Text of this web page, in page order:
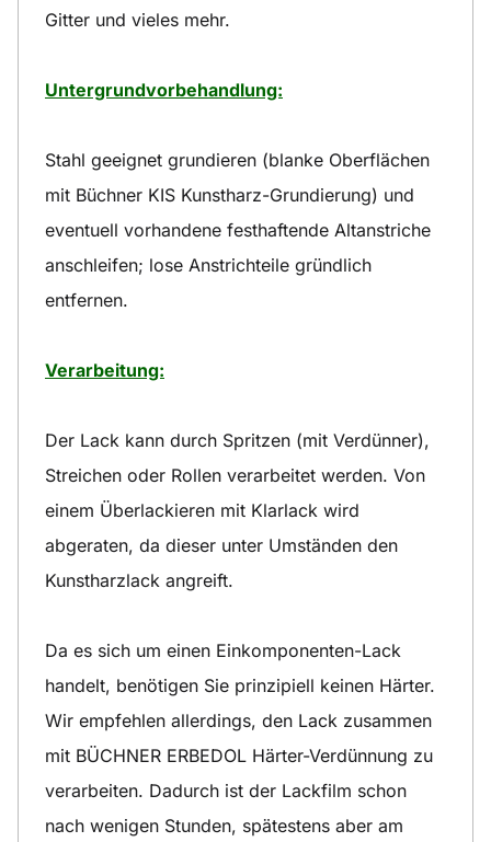
Gitter und vieles mehr.
Untergrundvorbehandlung:
Stahl geeignet grundieren (blanke Oberflächen
mit Büchner KIS Kunstharz-Grundierung) und
eventuell vorhandene festhaftende Altanstriche
anschleifen; lose Anstrichteile gründlich
entfernen.
Verarbeitung:
Der Lack kann durch Spritzen (mit Verdünner),
Streichen oder Rollen verarbeitet werden. Von
einem Überlackieren mit Klarlack wird
abgeraten, da dieser unter Umständen den
Kunstharzlack angreift.
Da es sich um einen Einkomponenten-Lack
handelt, benötigen Sie prinzipiell keinen Härter.
Wir empfehlen allerdings, den Lack zusammen
mit BÜCHNER ERBEDOL Härter-Verdünnung zu
verarbeiten. Dadurch ist der Lackfilm schon
nach wenigen Stunden, spätestens aber am